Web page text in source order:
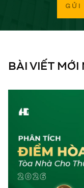
GỬI
BÀI VIẾT MỚI